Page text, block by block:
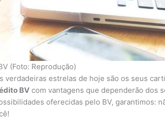
(Foto: Reprodução)
verdadeiras estrelas de hoje são os seus
BV com vantagens que dependerão dos
oferecidas pelo BV, garantimos: